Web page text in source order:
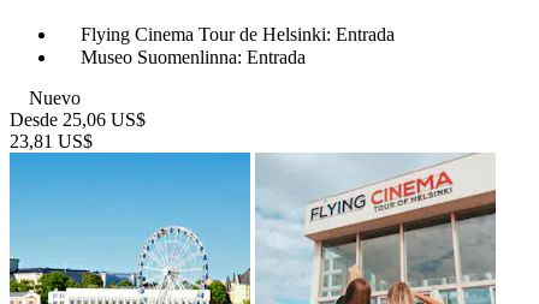
Flying Cinema Tour de Helsinki: Entrada
Museo Suomenlinna: Entrada
Nuevo
Desde 25,06 US$
23,81 US$